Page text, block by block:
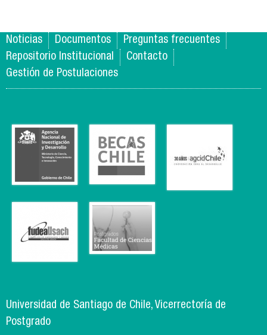
Noticias Documentos
Preguntas frecuentes
Repositorio Institucional
Contacto
Gestión de Postulaciones
Universidad de Santiago de Chile, Vicerrectoría de
Postgrado